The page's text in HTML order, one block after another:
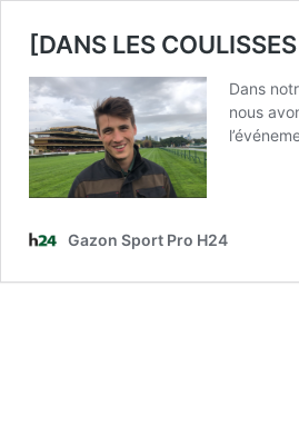
[DANS LES
Dans
nous
Gazon Sport Pro H24